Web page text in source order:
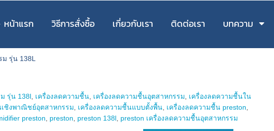
หน้าแรก วิธีการสั่งซื้อ เกี่ยวกับเรา ติดต่อเรา บทความ
รุ่น 138L
รุ่น 138l เครื่องลดความชื้น เครื่องลดความชื้นอุตสาหกรรม
เครื่องลดความชื้นใน
ชิงพาณิชย์อุตสาหกรรม เครื่องลดความชื้นแบบตั้งพื้น เครื่องลดความชื้น preston
preston preston preston 138l preston เครื่องลดความชื้นอุตสาหกรรม